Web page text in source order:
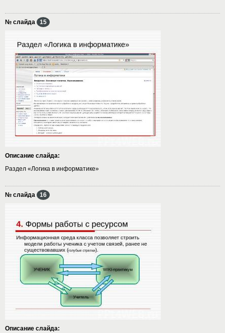
№ слайда 15
Описание слайда:
Раздел «Логика в информатике»
№ слайда 16
Описание слайда: